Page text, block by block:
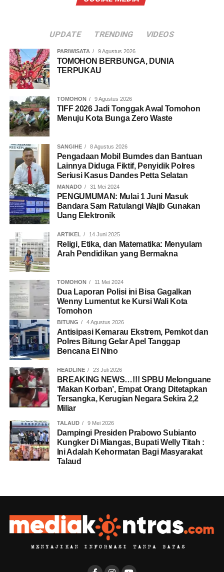
UPDATE TRENDING VIDEOS
PARIWISATA 9 Agustus 2026
TOMOHON BERBUNGA, DUNIA
TERPUKAU
TOMOHON 9 Agustus 2026
TIFF 2026 Jadi Tonggak Awal Tomohon
Menuju Kota Bunga Zero Waste
SANGIHE 8 Agustus 2026
Pengadaan Mobil Bumdes dan Bantuan
Lainnya Diduga Fiktif, Penyidik Polres
Seriusi Kasus Dandes Petta Selatan
MANADO 31 Mei 2024
PENGUMUMAN: Mulai 1 Juni Masuk
Bandara Sam Ratulangi Wajib Gunakan
Uang Elektronik
ARTIKEL 14 Juni 2025
Religi, Etika, dan Matematika: Menyulam
Arah Pendidikan yang Bermakna
TOMOHON 11 Mei 2024
Dua Laporan Polisi ini Bisa Gagalkan
Wenny Lumentut ke Kursi Wali Kota
Tomohon
BITUNG 4 Agustus 2026
Antisipasi Kemarau Ekstrem, Pemkot dan
Polres Bitung Gelar Apel Tanggap
Bencana El Nino
HEADLINE 23 Juli 2026
BREAKING NEWS…!!! SPBU Melonguane
‘Makan Korban’, Empat Orang Ditetapkan
Tersangka, Kerugian Negara Sekira 2,2
Miliar
TALAUD 9 Mei 2026
Dampingi Presiden Prabowo Subianto
Kungker Di Miangas, Bupati Welly Titah :
Ini Adalah Kehormatan Bagi Masyarakat
Talaud